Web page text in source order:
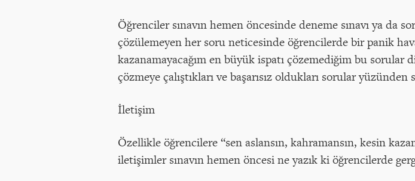
Öğrenciler sınavın hemen öncesinde deneme sınavı ya da
çözülemeyen her soru neticesinde öğrencilerde bir panik
kazanamayacağım en büyük ispatı çözemediğim bu sorular
çözmeye çalıştıkları ve başarısız oldukları sorular
İletişim
Özellikle öğrencilere “sen aslansın, kahramansın, kesin
iletişimler sınavın hemen öncesi ne yazık ki öğrencilerde